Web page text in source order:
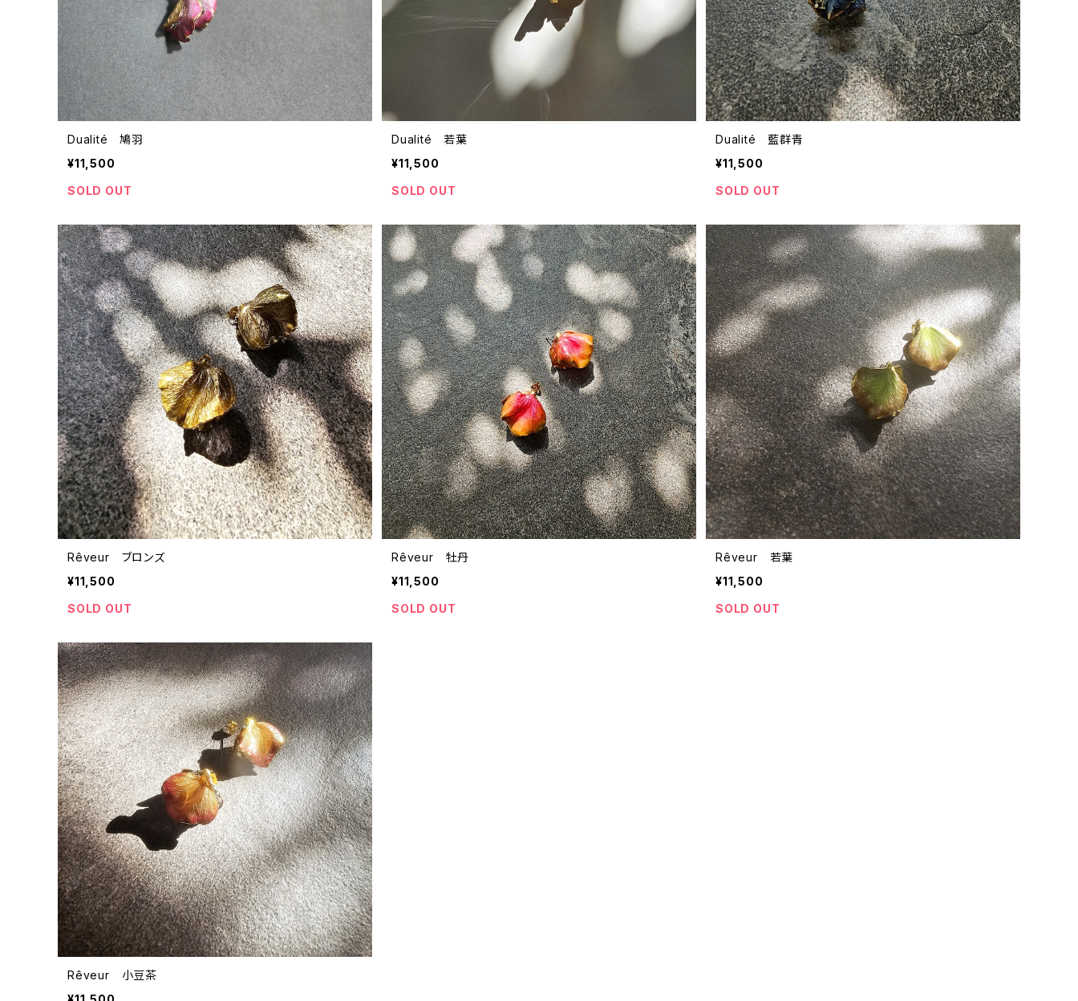
Dualité 鳩羽
¥11,500
SOLD OUT
Dualité 若葉
¥11,500
SOLD OUT
Dualité 藍群青
¥11,500
SOLD OUT
Rêveur ブロンズ
¥11,500
SOLD OUT
Rêveur 牡丹
¥11,500
SOLD OUT
Rêveur 若葉
¥11,500
SOLD OUT
Rêveur 小豆茶